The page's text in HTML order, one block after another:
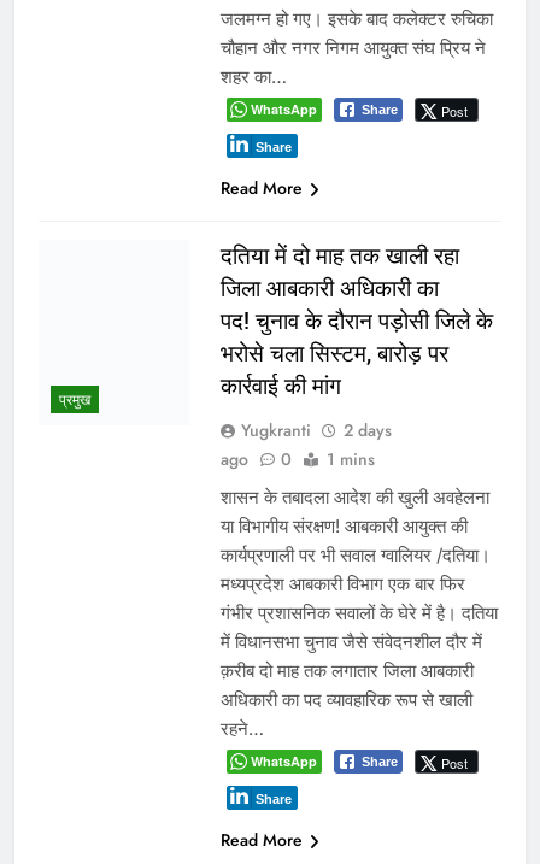
उपलब्धता के वादे पूरे नहीं हुए, सरकार
किसानों को दोबारा आंदोलन के लिए मजबूर
कर रही है। भोपाल, 4 अगस्त 2026। पूर्व
मुख्यमंत्री ने भाजपा सरकार पर किसानों से
किए गए वादे पूरे नहीं करने का आरोप लगाया
है। उन्होंने कहा कि पिछले सप्ताह किसानों के
आंदोलन के…
Share
Read More
अवैध निर्माण पर सुप्रीम कोर्ट सख्त:
राज्यों को फटकार, अधिकारियों पर
अवमानना की कार्रवाई के संकेत
Yugkranti
2 days
ago
0 1 mins
सील भवन दोबारा खोलने वालों पर FIR के
निर्देश,आवासीय क्षेत्रों में अवैध भू-उपयोग पर
कड़ा रुख भोपाल के अवैध निर्माण और भू-
उपयोग मामले में 5 अगस्त को होगी अहम
सुनवाई नई दिल्ली। देशभर में आवासीय
भूखंडों पर अवैध निर्माण, नियमों के विपरीत भू-
उपयोग और प्रशासनिक उदासीनता को लेकर
मंगलवार को सुप्रीम कोर्ट ने कड़ा रुख…
WhatsApp Share Post
Share
Read More